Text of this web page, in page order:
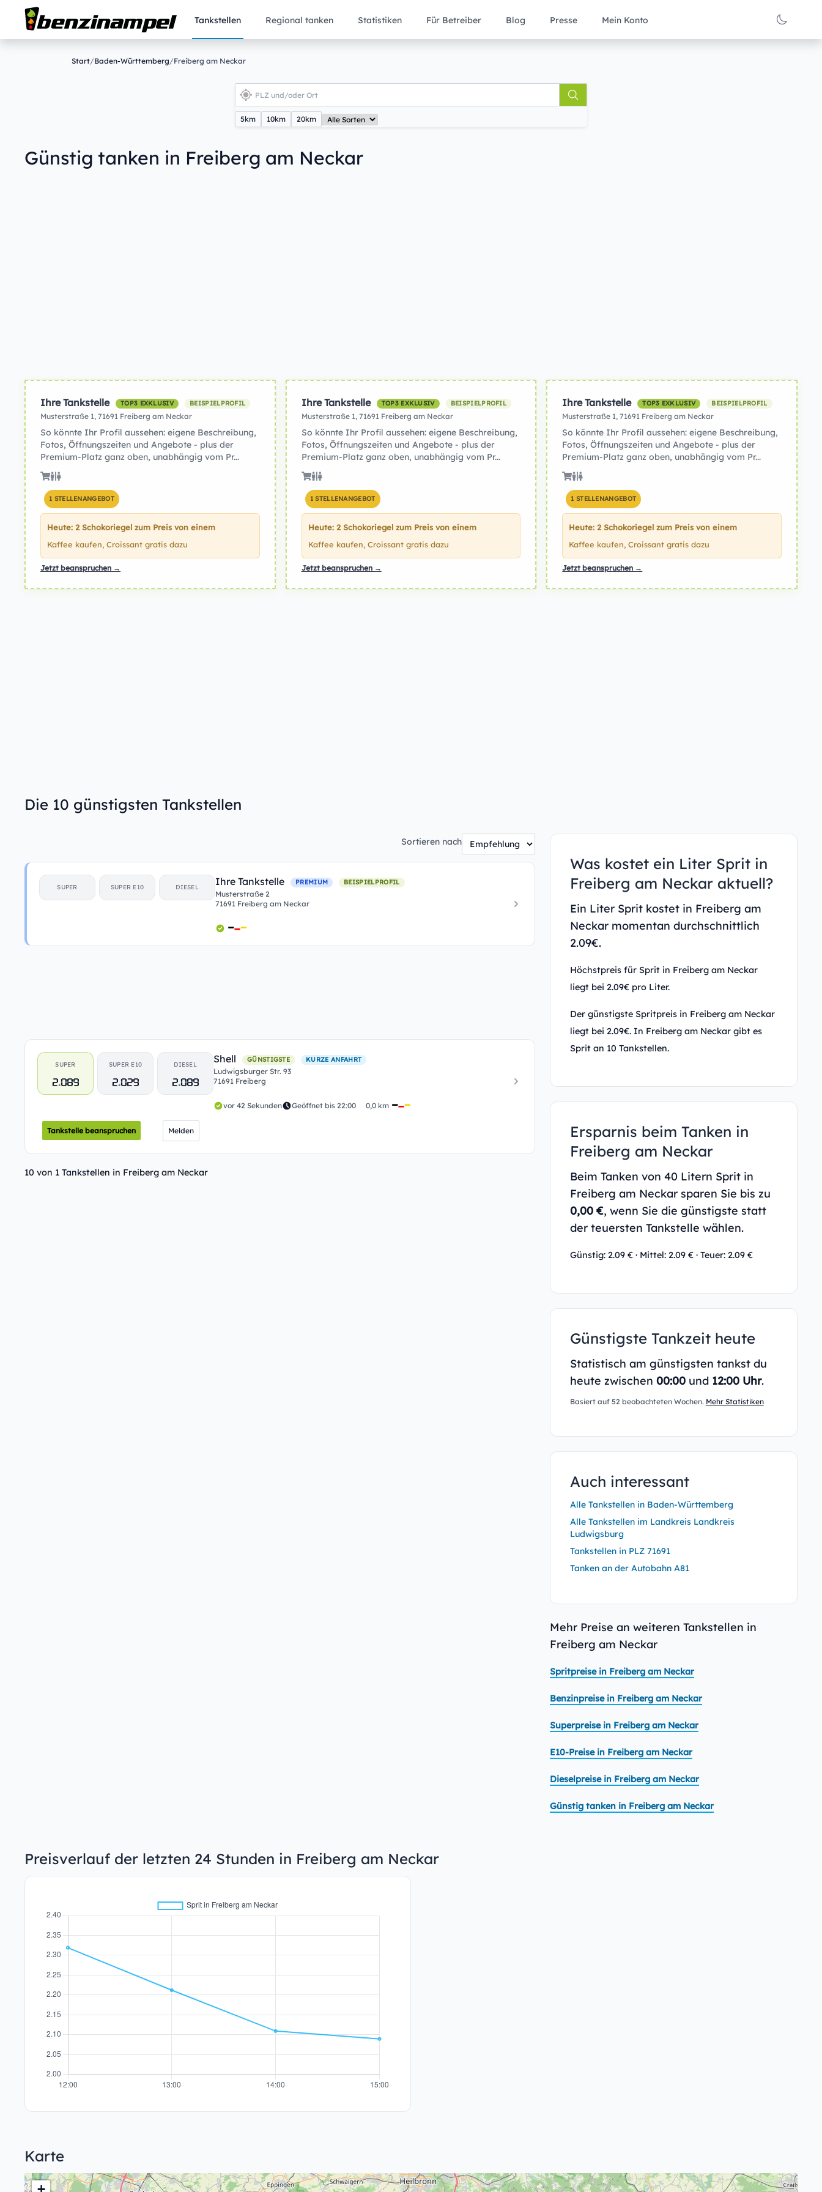
Tankstellen Regional tanken Statistiken Für Betreiber Blog Presse Mein Konto
Start/Baden-Württemberg/Freiberg am Neckar
5km 10km 20km
Günstig tanken in Freiberg am Neckar
Ihre Tankstelle TOP3 EXKLUSIV BEISPIELPROFIL
Musterstraße 1, 71691 Freiberg am Neckar
So könnte Ihr Profil aussehen: eigene Beschreibung,
Fotos, Öffnungszeiten und Angebote - plus der
Premium-Platz ganz oben, unabhängig vom Pr...
1 STELLENANGEBOT
Heute: 2 Schokoriegel zum Preis von einem
Kaffee kaufen, Croissant gratis dazu
Jetzt beanspruchen →
Ihre Tankstelle TOP3 EXKLUSIV BEISPIELPROFIL
Musterstraße 1, 71691 Freiberg am Neckar
So könnte Ihr Profil aussehen: eigene Beschreibung,
Fotos, Öffnungszeiten und Angebote - plus der
Premium-Platz ganz oben, unabhängig vom Pr...
1 STELLENANGEBOT
Heute: 2 Schokoriegel zum Preis von einem
Kaffee kaufen, Croissant gratis dazu
Jetzt beanspruchen →
Ihre Tankstelle TOP3 EXKLUSIV BEISPIELPROFIL
Musterstraße 1, 71691 Freiberg am Neckar
So könnte Ihr Profil aussehen: eigene Beschreibung,
Fotos, Öffnungszeiten und Angebote - plus der
Premium-Platz ganz oben, unabhängig vom Pr...
1 STELLENANGEBOT
Heute: 2 Schokoriegel zum Preis von einem
Kaffee kaufen, Croissant gratis dazu
Jetzt beanspruchen →
Die 10 günstigsten Tankstellen
Sortieren nach
SUPER SUPER E10 DIESEL Ihre Tankstelle PREMIUM BEISPIELPROFIL
Musterstraße 2
71691 Freiberg am Neckar
SUPER
2.089
SUPER E10
2.029
DIESEL
2.089
Shell GÜNSTIGSTE KURZE ANFAHRT
Ludwigsburger Str. 93
71691 Freiberg
vor 42 Sekunden Geöffnet bis 22:00 0,0 km
Tankstelle beanspruchen Melden
10 von 1 Tankstellen in Freiberg am Neckar
Was kostet ein Liter Sprit in
Freiberg am Neckar aktuell?
Ein Liter Sprit kostet in Freiberg am
Neckar momentan durchschnittlich
2.09€.
Höchstpreis für Sprit in Freiberg am Neckar
liegt bei 2.09€ pro Liter.
Der günstigste Spritpreis in Freiberg am Neckar
liegt bei 2.09€. In Freiberg am Neckar gibt es
Sprit an 10 Tankstellen.
Ersparnis beim Tanken in
Freiberg am Neckar
Beim Tanken von 40 Litern Sprit in
Freiberg am Neckar sparen Sie bis zu
0,00 €, wenn Sie die günstigste statt
der teuersten Tankstelle wählen.
Günstig: 2.09 € · Mittel: 2.09 € · Teuer: 2.09 €
Günstigste Tankzeit heute
Statistisch am günstigsten tankst du
heute zwischen 00:00und 12:00 Uhr.
Basiert auf 52 beobachteten Wochen. Mehr Statistiken
Auch interessant
Alle Tankstellen in Baden-Württemberg
Alle Tankstellen im Landkreis Landkreis
Ludwigsburg
Tankstellen in PLZ 71691
Tanken an der Autobahn A81
Mehr Preise an weiteren Tankstellen in
Freiberg am Neckar
Spritpreise in Freiberg am Neckar
Benzinpreise in Freiberg am Neckar
Superpreise in Freiberg am Neckar
E10-Preise in Freiberg am Neckar
Dieselpreise in Freiberg am Neckar
Günstig tanken in Freiberg am Neckar
Preisverlauf der letzten 24 Stunden in Freiberg am Neckar
Karte